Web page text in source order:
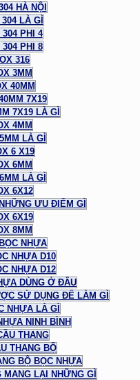
HÀ NỘI
LÀ GÌ
PHI 4
PHI 8
316
3MM
40MM
7X19
7X19 LÀ GÌ
4MM
LÀ GÌ
6 X19
6MM
LÀ GÌ
6X12
ƯU ĐIỂM GÌ
6X19
8MM
NHỰA
NHỰA D10
NHỰA D12
DÙNG Ở ĐÂU
SỬ DỤNG ĐỂ LÀM GÌ
NHỰA LÀ GÌ
NINH BÌNH
THANG
THANG BỘ
BỘ BỌC NHỰA
MANG LẠI NHỮNG GÌ